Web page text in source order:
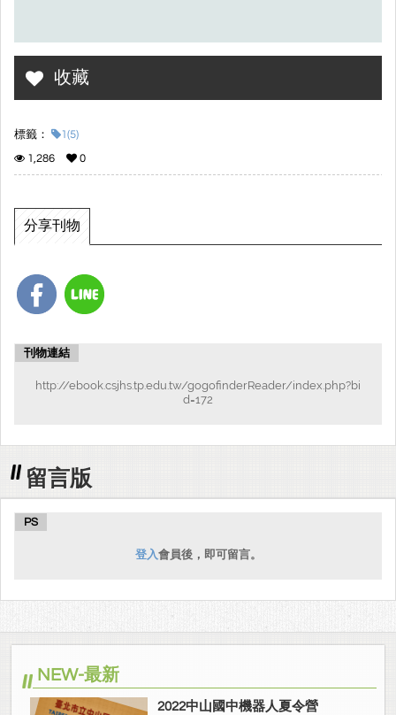
收藏
標籤：
1(5)
1,286
0
分享刊物
刊物連結
http://ebook.csjhs.tp.edu.tw/gogofinderReader/index.php?bi
d=172
留言版
PS
登入會員後，即可留言。
NEW-最新
2022中山國中機器人夏令營